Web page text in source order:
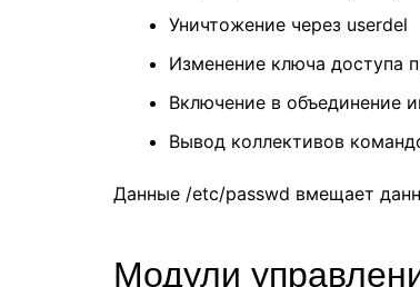
Уничтожение через userdel
Изменение ключа доступа
Включение в объединение
Вывод коллективов
Данные /etc/passwd вмещает
Модули